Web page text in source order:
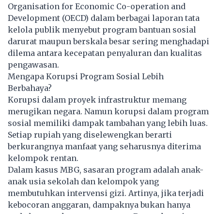
Organisation for Economic Co-operation and
Development (OECD) dalam berbagai laporan tata
kelola publik menyebut program bantuan sosial
darurat maupun berskala besar sering menghadapi
dilema antara kecepatan penyaluran dan kualitas
pengawasan.
Mengapa Korupsi Program Sosial Lebih
Berbahaya?
Korupsi dalam proyek infrastruktur memang
merugikan negara. Namun korupsi dalam program
sosial memiliki dampak tambahan yang lebih luas.
Setiap rupiah yang diselewengkan berarti
berkurangnya manfaat yang seharusnya diterima
kelompok rentan.
Dalam kasus MBG, sasaran program adalah anak-
anak usia sekolah dan kelompok yang
membutuhkan intervensi gizi. Artinya, jika terjadi
kebocoran anggaran, dampaknya bukan hanya